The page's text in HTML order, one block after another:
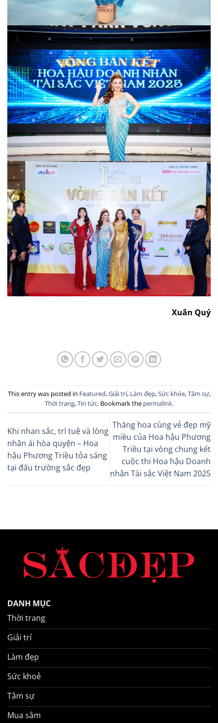
Xuân Quý
This entry was posted in Featured,Giải trí, Làm đẹp,Sức khỏe,Tâm sự,
Thời trang,Tin tức. Bookmark the permalink.
Khi nhan sắc, trí tuệ và lòng
nhân ái hòa quyện – Hoa
hậu Phương Triều tỏa sáng
tại đấu trường sắc đẹp
Thăng hoa cùng vẻ đẹp mỹ
miều của Hoa hậu Phương
Triều tại vòng chung kết
cuộc thi Hoa hậu Doanh
nhân Tài sắc Việt Nam 2025
DANH MỤC
Thời trang
Giải trí
Làm đẹp
Sức khoẻ
Tâm sự
Mua sắm